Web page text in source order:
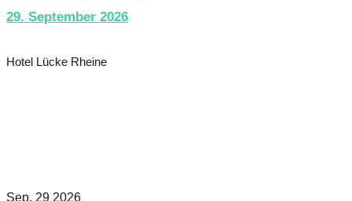
29. September 2026
Hotel Lücke Rheine
Sep. 29 2026